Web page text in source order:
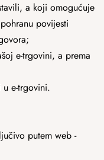
a koji omogućuje
povijesti
e-trgovini, a prema
u e-trgovini.
putem web -